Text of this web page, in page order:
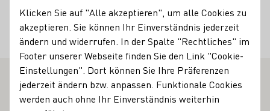
Ort
Støvring
WEINERZEUGER
Mehr erfahren
Klicken Sie auf "Alle akzeptieren", um alle Cookies zu
akzeptieren. Sie können Ihr Einverständnis jederzeit
ändern und widerrufen. In der Spalte "Rechtliches" im
Footer unserer Webseite finden Sie den Link "Cookie-
Einstellungen". Dort können Sie Ihre Präferenzen
jederzeit ändern bzw. anpassen. Funktionale Cookies
werden auch ohne Ihr Einverständnis weiterhin